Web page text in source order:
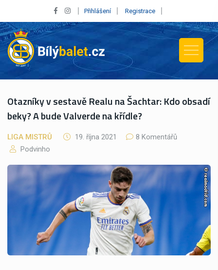
Přihlášení Registrace
Otazníky v sestavě Realu na Šachtar: Kdo obsadí
beky? A bude Valverde na křídle?
LIGA MISTRŮ 19. října 2021
8 Komentářů
Podvinho